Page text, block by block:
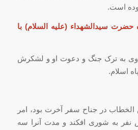
است.
حضرت سیدالشهداء (علیه السلام) با
وی به ترک جنگ و دعوت او و لشکرش
اسلام.
الخطاب در جناح سفر آخرت بود، امر
به شورى افکند و مدت آنرا سه